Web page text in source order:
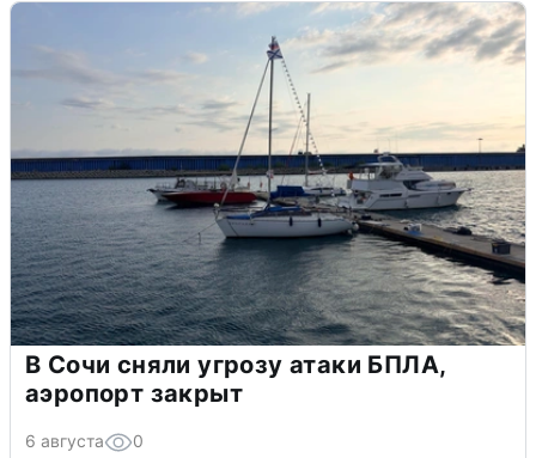
В Сочи сняли угрозу атаки БПЛА,
аэропорт закрыт
6 августа 0